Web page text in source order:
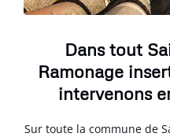
Dans tout
Ramonage
intervenons
Sur toute la commune de